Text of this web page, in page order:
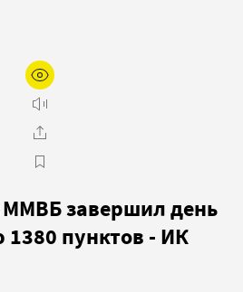
завершил день
1380 пунктов - ИК